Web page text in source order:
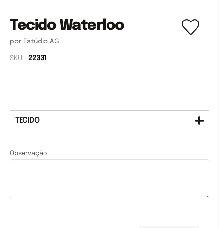
Tecido Waterloo
por Estúdio AG
SKU: 22331
TECIDO
Observação